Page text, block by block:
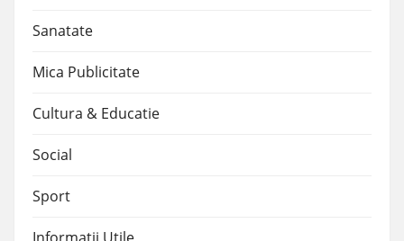
Sanatate
Mica Publicitate
Cultura & Educatie
Social
Sport